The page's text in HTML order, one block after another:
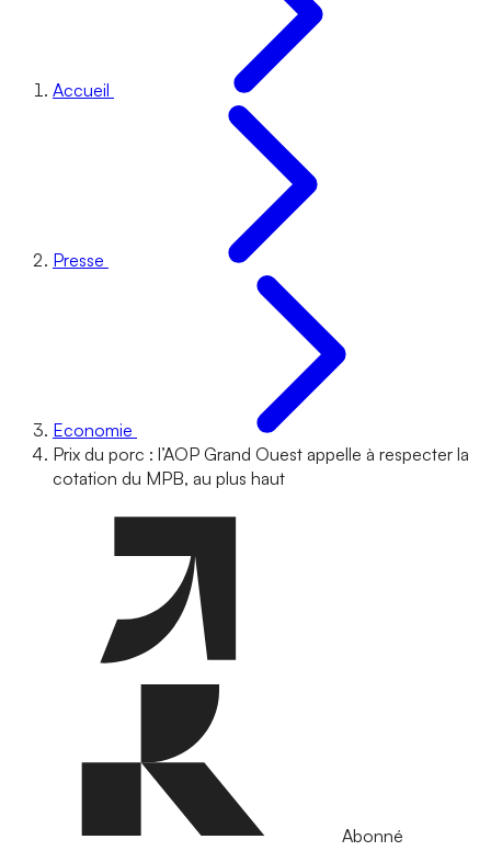
Accueil
Presse
Economie
Prix du porc : l’AOP Grand Ouest appelle à respecter la
cotation du MPB, au plus haut
Abonné